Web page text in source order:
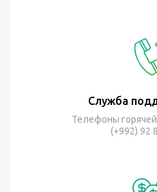
Служба
Телефоны
(+992) 92